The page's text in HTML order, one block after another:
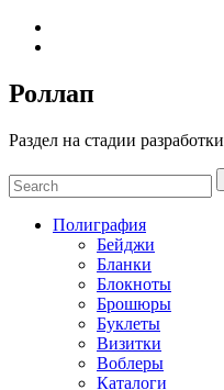
Роллап
Раздел на стадии разработки
Полиграфия
Бейджи
Бланки
Блокноты
Брошюры
Буклеты
Визитки
Воблеры
Каталоги